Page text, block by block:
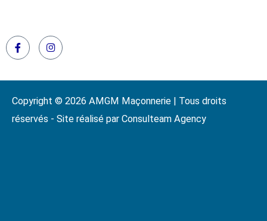
Copyright © 2026 AMGM Maçonnerie | Tous droits
réservés - Site réalisé par Consulteam Agency